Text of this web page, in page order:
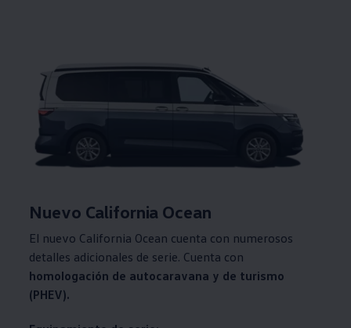
Nuevo California Ocean
El nuevo California Ocean cuenta con numerosos
detalles adicionales de serie. Cuenta con
homologación de autocaravana y de turismo
(PHEV).